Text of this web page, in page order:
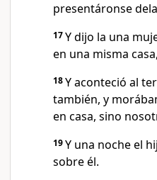
presentáronse
17Y dijo la una
en una misma
18Y aconteció al
también, y
en casa, sino
19Y una noche el
sobre él.